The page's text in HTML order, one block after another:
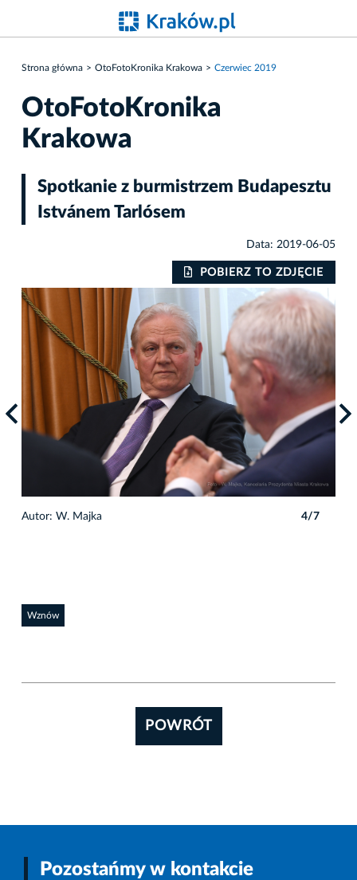
Strona główna OtoFotoKronika Krakowa Czerwiec 2019
OtoFotoKronika
Krakowa
Spotkanie z burmistrzem Budapesztu
Istvánem Tarlósem
Data: 2019-06-05
POBIERZ TO ZDJĘCIE
Autor: W. Majka 4/7
Wznów
POWRÓT
Pozostańmy w kontakcie